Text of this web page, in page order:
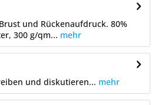
und Rückenaufdruck. 80%
300 g/qm... mehr
und diskutieren... mehr